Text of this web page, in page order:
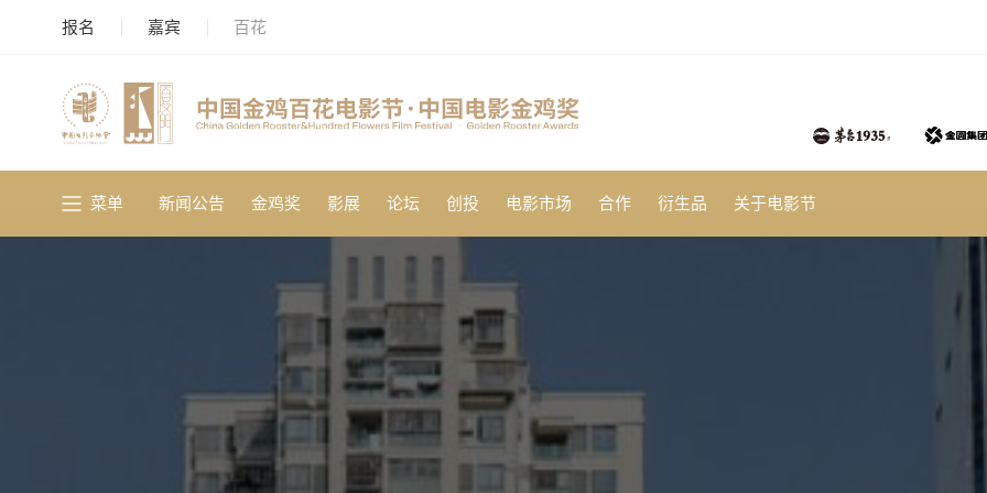
报名 嘉宾 百花
菜单 新闻公告 金鸡奖 影展 论坛 创投 电影市场 合作 衍生品 关于电影节